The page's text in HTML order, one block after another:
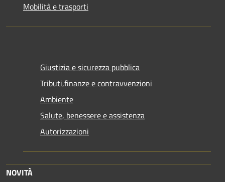
Mobilità e trasporti
Giustizia e sicurezza pubblica
Tributi,finanze e contravvenzioni
Ambiente
Salute, benessere e assistenza
Autorizzazioni
NOVITÀ